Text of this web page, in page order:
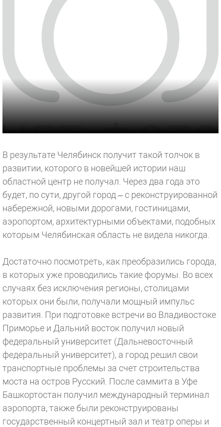
В результате Челябинск получит такой толчок в
развитии, которого в новейшей истории наш
областной центр не получал. Через два года это
будет, по сути, другой город – с реконструированной
набережной, новыми дорогами, гостиницами,
аэропортом, архитектурными объектами, подобных
которым Челябинская область не видела никогда.
Достаточно посмотреть, как преобразились города,
в которых уже проводились такие форумы. Во всех
случаях без исключения регионы, столицами
которых они были, получали мощный импульс
развития. При подготовке встречи во Владивостоке
Приморье и Дальний восток получил новый
федеральный университет (Дальневосточный
федеральный университет), а город решил свои
транспортные проблемы за счет строительства
моста на остров Русский. После саммита в Уфе
Башкортостан получил международный терминал
аэропорта, также были реконструированы
государственный концертный зал и театр оперы и